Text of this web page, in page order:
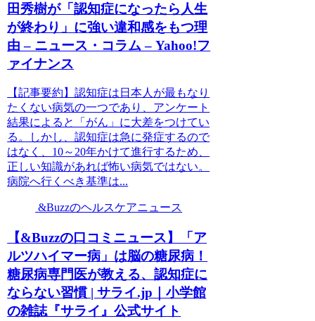
田秀樹が「認知症になったら人生
が終わり」に強い違和感をもつ理
由 – ニュース・コラム – Yahoo!フ
ァイナンス
【記事要約】認知症は日本人が最もなり
たくない病気の一つであり、アンケート
結果によると「がん」に大差をつけてい
る。しかし、認知症は急に発症するので
はなく、10～20年かけて進行するため、
正しい知識があれば怖い病気ではない。
病院へ行くべき基準は...
&Buzzのヘルスケアニュース
【&Buzzの口コミニュース】「ア
ルツハイマー病」は脳の糖尿病！
糖尿病専門医が教える、認知症に
ならない習慣 | サライ.jp｜小学館
の雑誌『サライ』公式サイト